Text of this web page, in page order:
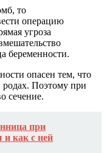
то
операцию
угроза
беременности.
опасен тем, что
родах. Поэтому при
сечение.
при
и как с ней